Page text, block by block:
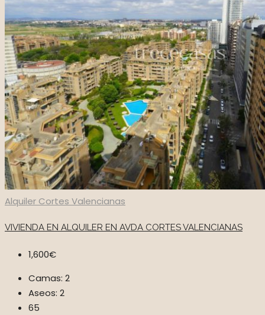
Alquiler Cortes Valencianas
VIVIENDA EN ALQUILER EN AVDA CORTES VALENCIANAS
1,600€
Camas: 2
Aseos: 2
65